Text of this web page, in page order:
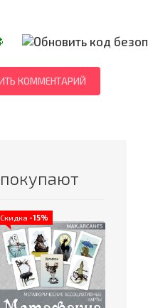
Скидка -15%